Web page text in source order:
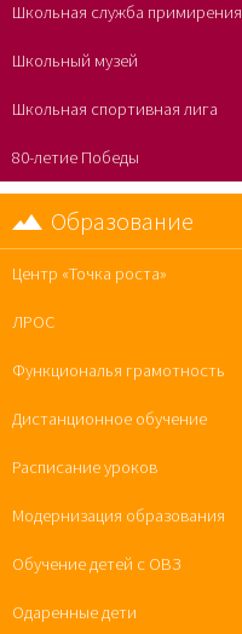
Школьная служба примирения
Школьный музей
Школьная спортивная лига
80-летие Победы
Образование
Центр «Точка роста»
ЛРОС
Функциональя грамотность
Дистанционное обучение
Расписание уроков
Модернизация образования
Обучение детей с ОВЗ
Одаренные дети